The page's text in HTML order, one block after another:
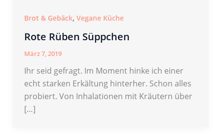
Brot & Gebäck, Vegane Küche
Rote Rüben Süppchen
März 7, 2019
Ihr seid gefragt. Im Moment hinke ich einer
echt starken Erkältung hinterher. Schon alles
probiert. Von Inhalationen mit Kräutern über
[…]